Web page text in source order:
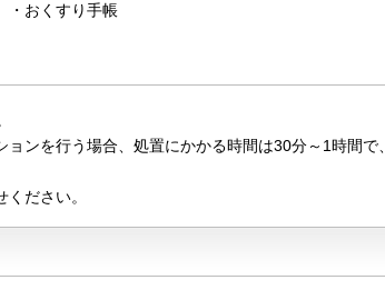
おくすり手帳
ンを行う場合、処置にかかる時間は30分～1時間で
ださい。